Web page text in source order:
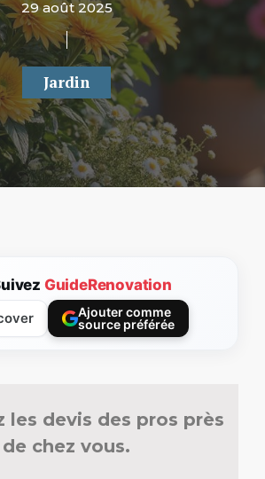
29 août 2025
Jardin
GuideRenovation
Ajouter comme
source préférée
les devis des pros près
de chez vous.